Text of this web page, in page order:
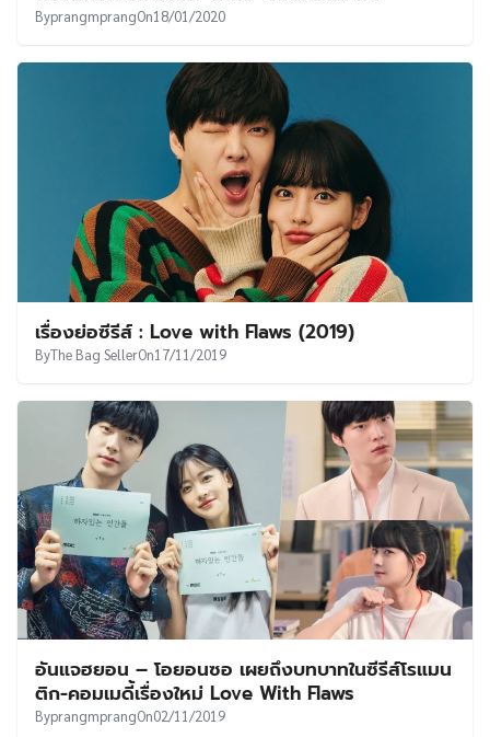
ByprangmprangOn18/01/2020
เรื่องย่อซีรีส์ : Love with Flaws (2019)
ByThe Bag SellerOn17/11/2019
อันแจฮยอน – โอยอนซอ เผยถึงบทบาทในซีรีส์โรแมน
ติก-คอมเมดี้เรื่องใหม่ Love With Flaws
ByprangmprangOn02/11/2019